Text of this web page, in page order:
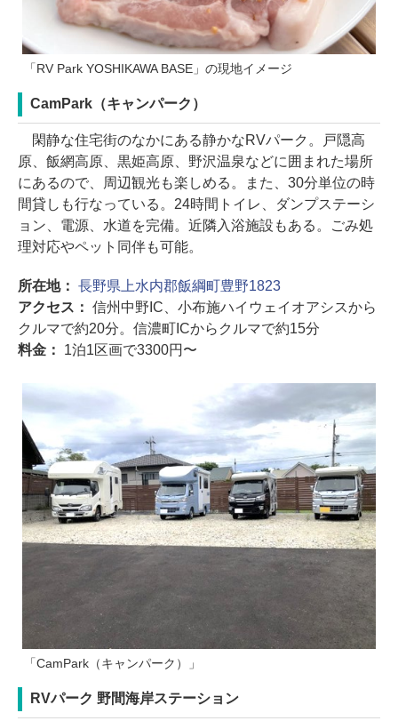
「RV Park YOSHIKAWA BASE」の現地イメージ
CamPark（キャンパーク）
閑静な住宅街のなかにある静かなRVパーク。戸隠高
原、飯網高原、黒姫高原、野沢温泉などに囲まれた場所
にあるので、周辺観光も楽しめる。また、30分単位の時
間貸しも行なっている。24時間トイレ、ダンプステーシ
ョン、電源、水道を完備。近隣入浴施設もある。ごみ処
理対応やペット同伴も可能。
所在地： 長野県上水内郡飯綱町豊野1823
アクセス： 信州中野IC、小布施ハイウェイオアシスから
クルマで約20分。信濃町ICからクルマで約15分
料金： 1泊1区画で3300円〜
「CamPark（キャンパーク）」
RVパーク 野間海岸ステーション